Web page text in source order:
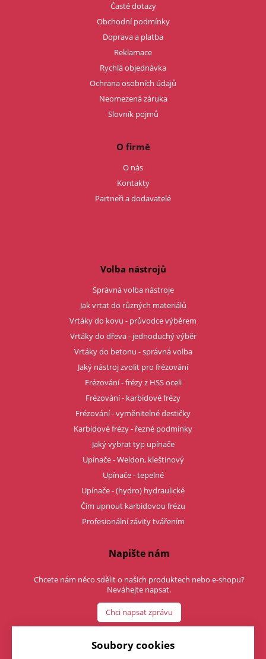
Časté dotazy
Obchodní podmínky
Doprava a platba
Reklamace
Rychlá objednávka
Ochrana osobních údajů
Neomezená záruka
Slovník pojmů
O firmě
O nás
Kontakty
Partneři a dodavatelé
Volba nástrojů
Správná volba nástroje
Jak vrtat do různých materiálů
Vrtáky do kovu - průvodce výběrem
Vrtáky do dřeva - jednoduchý výběr
Vrtáky do betonu - správná volba
Jaký nástroj zvolit pro frézování
Frézování - frézy z HSS oceli
Frézování - karbidové frézy
Frézování - vyměnitelné destičky
Karbidové frézy - řezné podmínky
Jaký vybrat typ upínače
Upínače - Weldon, kleštinový
Upínače - tepelné
Upínače - (hydro) hydraulické
Čím upnout karbidovou frézu
Profesionální závity tvářením
Napište nám
Chcete nám něco sdělit o našich produktech nebo e-shopu?
Neváhejte napsat.
Chci napsat zprávu
Soubory cookies